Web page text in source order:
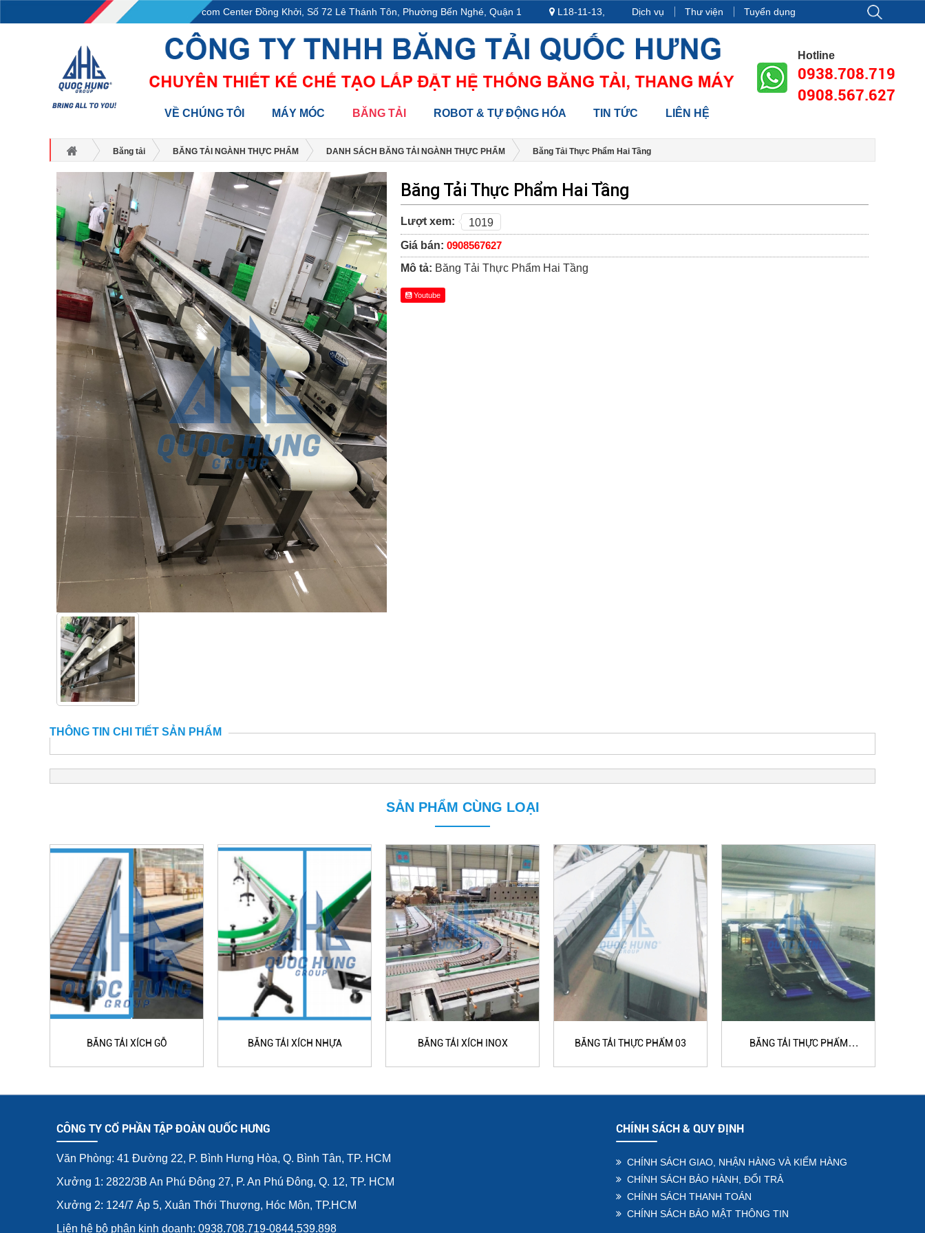
L18-11-13, Tầng 18, tòa nhà Vincom Center Đồng Khởi, Số 72 Lê Thánh Tôn, Phường Bến Nghé, Quận 1 L18-11-13, Tầng 18, tòa nhà Vincom Center Đồng Khởi, Số 72 Lê Thánh Tôn, Phường
Dịch vụ Thư viện Tuyển dụng
VỀ CHÚNG TÔI MÁY MÓC BĂNG TẢI ROBOT & TỰ ĐỘNG HÓA TIN TỨC LIÊN HỆ
Hotline
0938.708.719
0908.567.627
Băng tải BĂNG TẢI NGÀNH THỰC PHẨM DANH SÁCH BĂNG TẢI NGÀNH THỰC PHẨM Băng Tải Thực Phẩm Hai Tầng
Băng Tải Thực Phẩm Hai Tầng
Lượt xem:
1019
Giá bán: 0908567627
Mô tả: Băng Tải Thực Phẩm Hai Tầng
Youtube
THÔNG TIN CHI TIẾT SẢN PHẨM
SẢN PHẨM CÙNG LOẠI
BĂNG TẢI XÍCH GỖ BĂNG TẢI XÍCH NHỰA BĂNG TẢI XÍCH INOX BĂNG TẢI THỰC PHẨM 03
BĂNG TẢI THỰC PHẨM
CÔNG TY CỔ PHẦN TẬP ĐOÀN QUỐC HƯNG
Văn Phòng: 41 Đường 22, P. Bình Hưng Hòa, Q. Bình Tân, TP. HCM
Xưởng 1: 2822/3B An Phú Đông 27, P. An Phú Đông, Q. 12, TP. HCM
Xưởng 2: 124/7 Áp 5, Xuân Thới Thượng, Hóc Môn, TP.HCM
Liên hệ bộ phận kinh doanh: 0938.708.719-0844.539.898
CHÍNH SÁCH & QUY ĐỊNH
CHÍNH SÁCH GIAO, NHẬN HÀNG VÀ KIỂM HÀNG
CHÍNH SÁCH BẢO HÀNH, ĐỔI TRẢ
CHÍNH SÁCH THANH TOÁN
CHÍNH SÁCH BẢO MẬT THÔNG TIN